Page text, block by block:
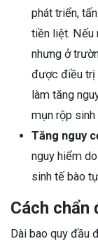
phát triển,
tiền liệt. Nếu
nhưng ở
được điều trị
làm tăng
mụn rộp sinh
Tăng nguy
nguy hiểm
sinh tế bào
Cách chẩn
Dài bao quy đầu